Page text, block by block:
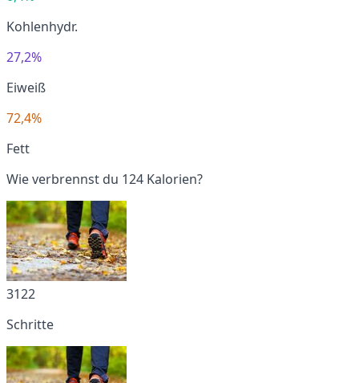
Kohlenhydr.
27,2%
Eiweiß
72,4%
Fett
Wie verbrennst du 124 Kalorien?
3122
Schritte